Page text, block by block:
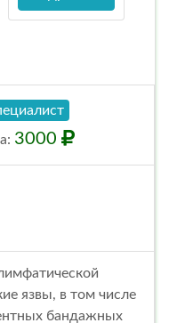
: 3000
язвы, в том числе
бандажных